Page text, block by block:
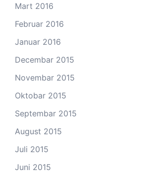
Mart 2016
Februar 2016
Januar 2016
Decembar 2015
Novembar 2015
Oktobar 2015
Septembar 2015
August 2015
Juli 2015
Juni 2015